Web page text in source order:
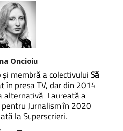
Oncioiu
și membră a colectivuluiSă
în presa TV, dar din 2014
alternativă. Laureată a
Jurnalism în 2020.
la Superscrieri.